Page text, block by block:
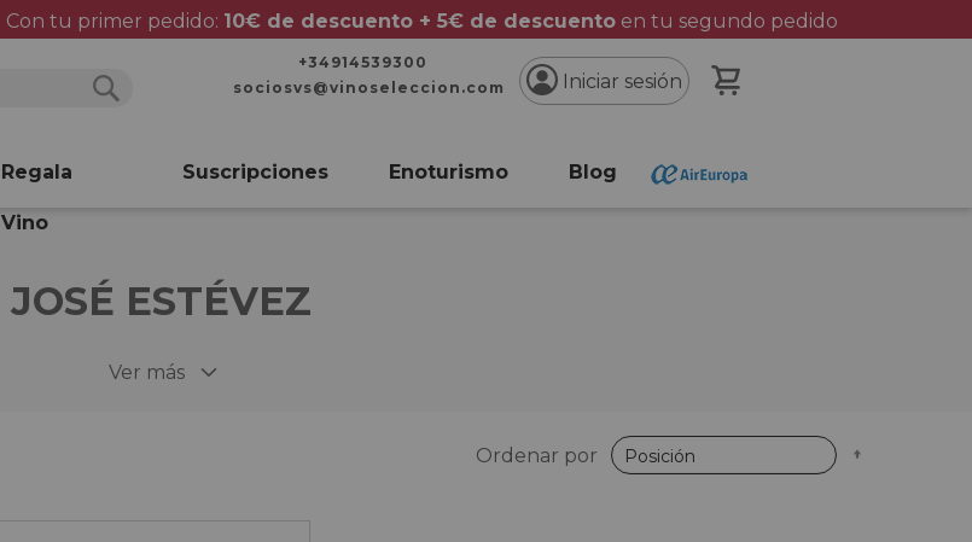
Con tu primer pedido: 10€ de descuento + 5€ de descuentoen tu segundo pedido
+34914539300
sociosvs@vinoseleccion.com
Iniciar sesión
Regala
Vino
Suscripciones Enoturismo Blog
JOSÉ ESTÉVEZ
Ver más
Ordenar por